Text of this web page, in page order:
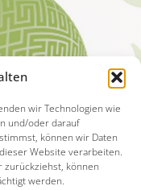
wir Technologien wie
und/oder darauf
können wir Daten
Website verarbeiten.
können
werden.